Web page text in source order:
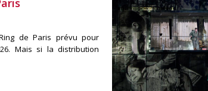
de Paris prévu pour
Mais si la distribution